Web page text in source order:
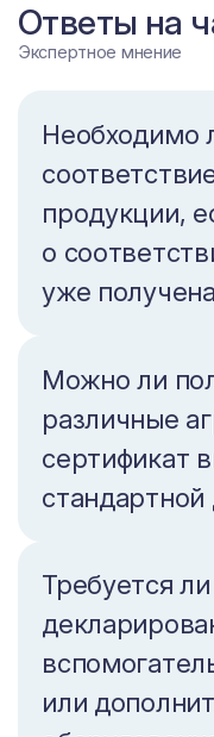
Ответы на
Экспертное мнение
Необходимо
продукции,
о
уже
Можно ли
различные
сертификат
Требуется
или